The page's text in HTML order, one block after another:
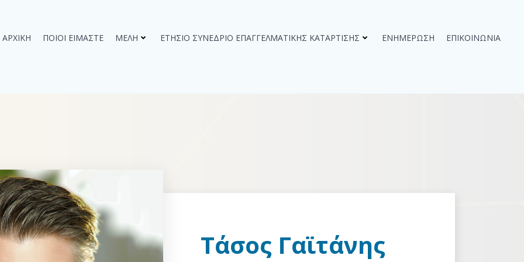
ΑΡΧΙΚΉ ΠΟΙΟΙ ΕΊΜΑΣΤΕ ΜΈΛΗ ΕΤΉΣΙΟ ΣΥΝΈΔΡΙΟ ΕΠΑΓΓΕΛΜΑΤΙΚΉΣ ΚΑΤΆΡΤΙΣΗΣ ΕΝΗΜΈΡΩΣΗ ΕΠΙΚΟΙΝΩΝΊΑ
Τάσος Γαϊτάνης